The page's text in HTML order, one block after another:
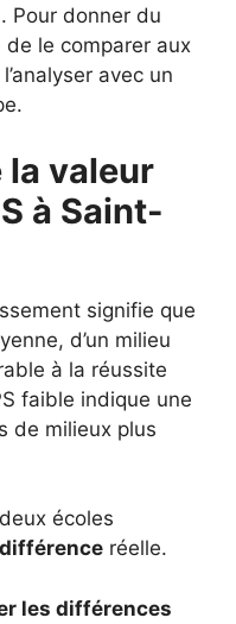
Pour donner du
le comparer aux
avec un
valeur
à Saint-
signifie que
d’un milieu
à la réussite
faible indique une
de milieux plus
écoles
réelle.
les différences